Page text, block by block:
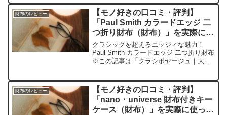
の口コミ今日、編集部が紹介したいのが
「SOMES SA...
財布のレビュー
【モノ好きの口コミ・評判】
「Paul Smith カラードエッジ 二
つ折り財布（財布）」を実際に使
ってみた正直感想
クラシックを超えるエッジィな魅力！
Paul Smith カラードエッジ 二つ折り財布
※この記事は「クラシボヤージュ｜大人
口コミ今日、編集部が紹介したいのが
「Paul S...
財布のレビュー
【モノ好きの口コミ・評判】
「nano・universe 財布付きキー
ケース（財布）」を実際に使って